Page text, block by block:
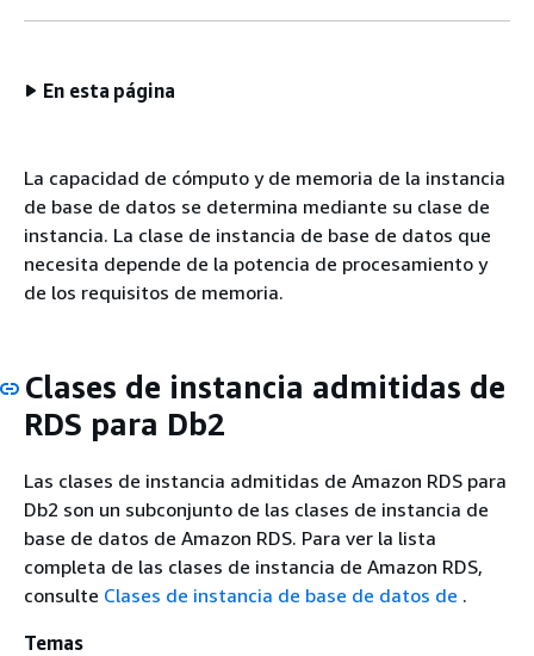
En esta página
La capacidad de cómputo y de memoria de la instancia
de base de datos se determina mediante su clase de
instancia. La clase de instancia de base de datos que
necesita depende de la potencia de procesamiento y
de los requisitos de memoria.
Clases de instancia admitidas de
RDS para Db2
Las clases de instancia admitidas de Amazon RDS para
Db2 son un subconjunto de las clases de instancia de
base de datos de Amazon RDS. Para ver la lista
completa de las clases de instancia de Amazon RDS,
consulte Clases de instancia de base de datos de .
Temas